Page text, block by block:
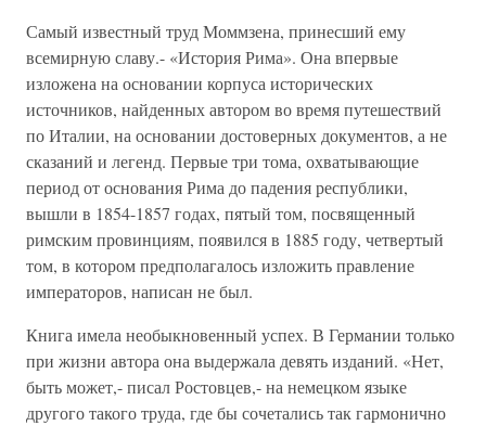
Самый известный труд Моммзена, принесший ему
всемирную славу.- «История Рима». Она впервые
изложена на основании корпуса исторических
источников, найденных автором во время путешествий
по Италии, на основании достоверных документов, а не
сказаний и легенд. Первые три тома, охватывающие
период от основания Рима до падения республики,
вышли в 1854-1857 годах, пятый том, посвященный
римским провинциям, появился в 1885 году, четвертый
том, в котором предполагалось изложить правление
императоров, написан не был.
Книга имела необыкновенный успех. В Германии только
при жизни автора она выдержала девять изданий. «Нет,
быть может,- писал Ростовцев,- на немецком языке
другого такого труда, где бы сочетались так гармонично